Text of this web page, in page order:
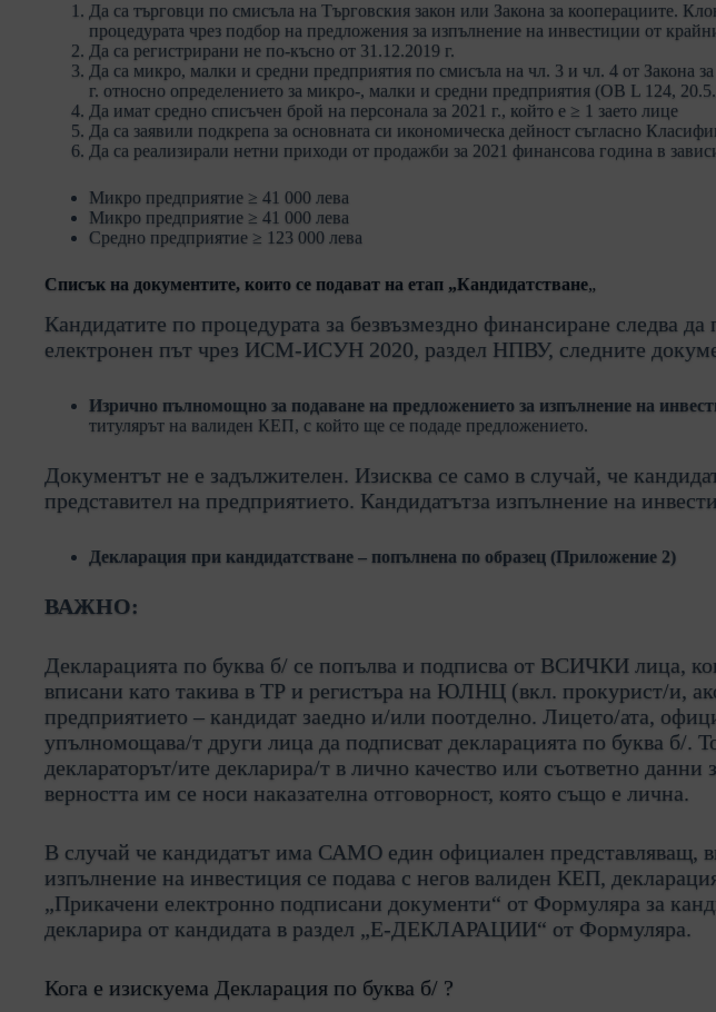
Да са търговци по смисъла на Търговския закон или Закона за кооперациите.
процедурата чрез подбор на предложения за изпълнение на инвестиции от
Да са регистрирани не по-късно от 31.12.2019 г.
Да са микро, малки и средни предприятия по смисъла на чл. 3 и чл. 4 от Закона
г. относно определението за микро-, малки и средни предприятия (ОВ L 124,
Да имат средно списъчен брой на персонала за 2021 г., който е ≥ 1 заето лице
Да са заявили подкрепа за основната си икономическа дейност съгласно
Да са реализирали нетни приходи от продажби за 2021 финансова година в
Микро предприятие ≥ 41 000 лева
Микро предприятие ≥ 41 000 лева
Средно предприятие ≥ 123 000 лева
Списък на документите, които се подават на етап „Кандидатстване„
Кандидатите по процедурата за безвъзмездно финансиране следва
електронен път чрез ИСМ-ИСУН 2020, раздел НПВУ, следните
Изрично пълномощно за подаване на предложението за изпълнение на
титулярът на валиден КЕП, с който ще се подаде предложението.
Документът не е задължителен. Изисква се само в случай, че
представител на предприятието. Кандидатътза изпълнение на
Декларация при кандидатстване – попълнена по образец (Приложение 2)
ВАЖНО:
Декларацията по буква б/ се попълва и подписва от ВСИЧКИ лица,
вписани като такива в ТР и регистъра на ЮЛНЦ (вкл. прокурист/и,
предприятието – кандидат заедно и/или поотделно. Лицето/ата,
упълномощава/т други лица да подписват декларацията по буква б/.
деклараторът/ите декларира/т в лично качество или съответно
верността им се носи наказателна отговорност, която също е лична.
В случай че кандидатът има САМО един официален
изпълнение на инвестиция се подава с негов валиден КЕП,
„Прикачени електронно подписани документи“ от Формуляра за
декларира от кандидата в раздел „E-ДЕКЛАРАЦИИ“ от Формуляра.
Кога е изискуема Декларация по буква б/ ?